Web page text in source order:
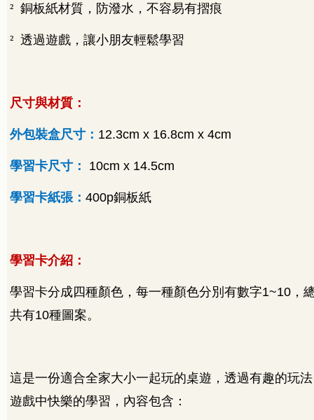
² 銅板紙材質，防潑水，不容易有摺痕
² 透過遊戲，讓小朋友輕鬆學習
尺寸與材質：
外包裝盒尺寸： 12.3cm x 16.8cm x 4cm
學習卡尺寸： 10cm x 14.5cm
學習卡紙張： 400p銅板紙
學習卡介紹：
學習卡分成四種顏色，每一種顏色分別有數字1~10 ，
共有10種圖案。
這是一份適合全家大小一起玩的桌遊，透過有趣的玩
遊戲中快樂的學習，內容包含：